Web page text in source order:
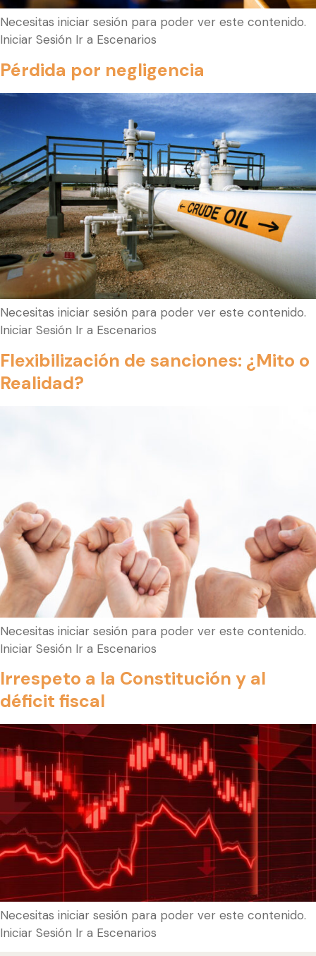
Necesitas iniciar sesión para poder ver este contenido.
Iniciar Sesión Ir a Escenarios
Pérdida por negligencia
Necesitas iniciar sesión para poder ver este contenido.
Iniciar Sesión Ir a Escenarios
Flexibilización de sanciones: ¿Mito o
Realidad?
Necesitas iniciar sesión para poder ver este contenido.
Iniciar Sesión Ir a Escenarios
Irrespeto a la Constitución y al
déficit fiscal
Necesitas iniciar sesión para poder ver este contenido.
Iniciar Sesión Ir a Escenarios